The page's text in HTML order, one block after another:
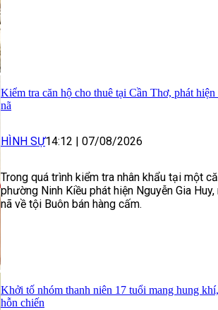
Kiểm tra căn hộ cho thuê tại Cần Thơ, phát
nã
HÌNH SỰ14:12 | 07/08/2026
Trong quá trình kiểm tra nhân khẩu tại một
phường Ninh Kiều phát hiện Nguyễn Gia
nã về tội Buôn bán hàng cấm.
Khởi tố nhóm thanh niên 17 tuổi mang hung
hỗn chiến